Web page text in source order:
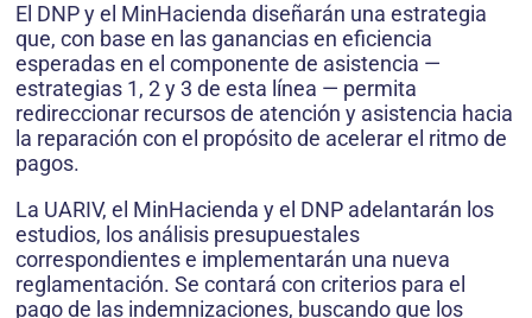
El DNP y el MinHacienda diseñarán una estrategia
que, con base en las ganancias en eficiencia
esperadas en el componente de asistencia —
estrategias 1, 2 y 3 de esta línea — permita
redireccionar recursos de atención y asistencia hacia
la reparación con el propósito de acelerar el ritmo de
pagos.
La UARIV, el MinHacienda y el DNP adelantarán los
estudios, los análisis presupuestales
correspondientes e implementarán una nueva
reglamentación. Se contará con criterios para el
pago de las indemnizaciones, buscando que los